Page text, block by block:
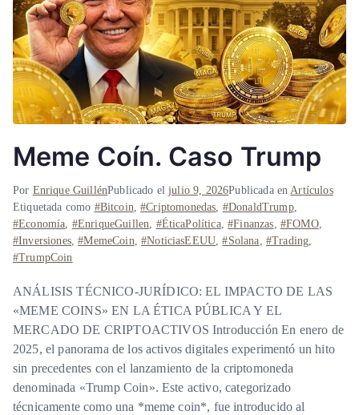
Meme Coín. Caso Trump
Por Enrique GuillénPublicado eljulio 9, 2026Publicada enArtículos
Etiquetada como #Bitcoin,#Criptomonedas, #DonaldTrump,
#Economía, #EnriqueGuillen, #ÉticaPolítica,#Finanzas, #FOMO,
#Inversiones,#MemeCoin,#NoticiasEEUU,#Solana, #Trading,
#TrumpCoin
ANÁLISIS TÉCNICO-JURÍDICO: EL IMPACTO DE LAS
«MEME COINS» EN LA ÉTICA PÚBLICA Y EL
MERCADO DE CRIPTOACTIVOS Introducción En enero de
2025, el panorama de los activos digitales experimentó un hito
sin precedentes con el lanzamiento de la criptomoneda
denominada «Trump Coin». Este activo, categorizado
técnicamente como una *meme coin*, fue introducido al